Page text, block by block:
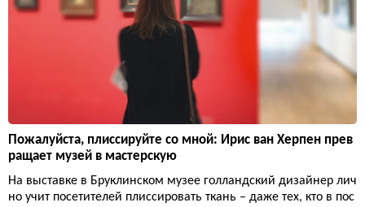
Пожалуйста, плиссируйте со мной: Ирис ван Херпен прев
ращает музей в мастерскую
На выставке в Бруклинском музее голландский дизайнер лич
но учит посетителей плиссировать ткань – даже тех, кто в пос